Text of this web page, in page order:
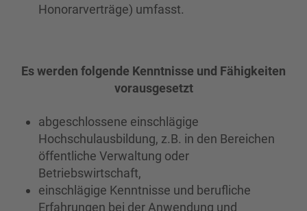
Honorarverträge) umfasst.
Es werden folgende Kenntnisse und Fähigkeiten
vorausgesetzt
abgeschlossene einschlägige
Hochschulausbildung, z.B. in den Bereichen
öffentliche Verwaltung oder
Betriebswirtschaft,
einschlägige Kenntnisse und berufliche
Erfahrungen bei der Anwendung und